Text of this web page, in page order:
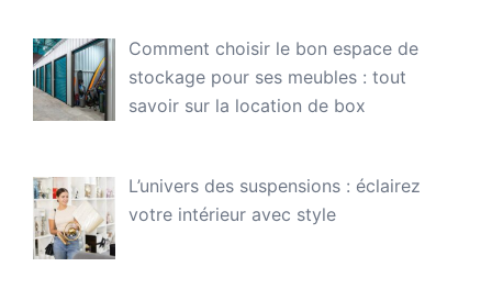
Comment choisir le bon espace de
stockage pour ses meubles : tout
savoir sur la location de box
L’univers des suspensions : éclairez
votre intérieur avec style